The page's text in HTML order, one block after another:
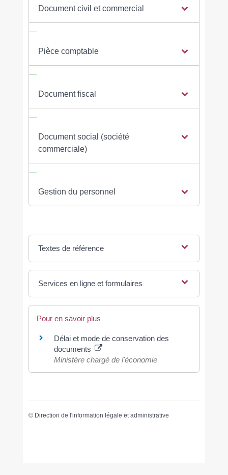
Document civil et commercial
Pièce comptable
Document fiscal
Document social (société
commerciale)
Gestion du personnel
Textes de référence
Services en ligne et formulaires
Pour en savoir plus
Délai et mode de conservation des
documents
Ministère chargé de l'économie
© Direction de l'information légale et administrative